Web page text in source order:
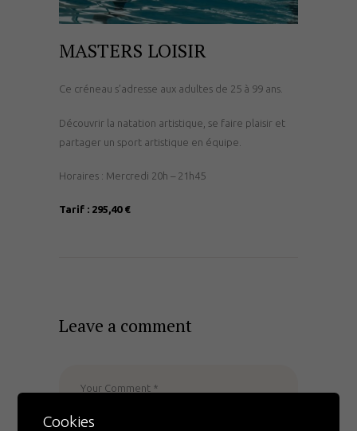
MASTERS LOISIR
Ce créneau s’adresse aux adultes de 25 à 99 ans.
Découvrir la natation artistique, se faire plaisir et
partager un sport artistique en équipe.
Horaires : Mercredi 20h – 21h45
Tarif : 295,40 €
Leave a comment
Cookies